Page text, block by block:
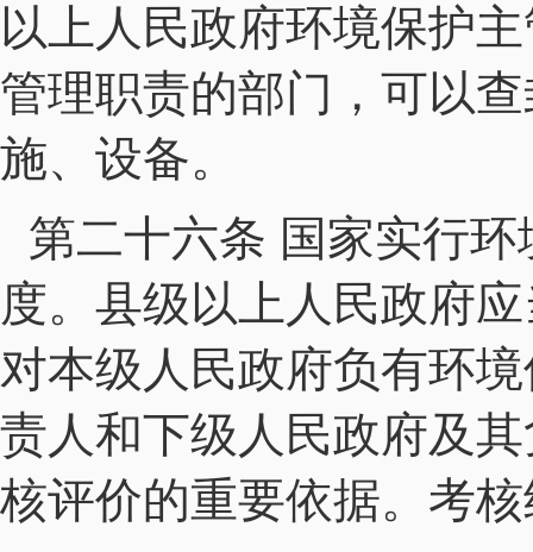
以上人民政府环境保护
管理职责的部门，可以
施、设备。
第二十六条 国家实行
度。县级以上人民政府
对本级人民政府负有环
责人和下级人民政府及
核评价的重要依据。考